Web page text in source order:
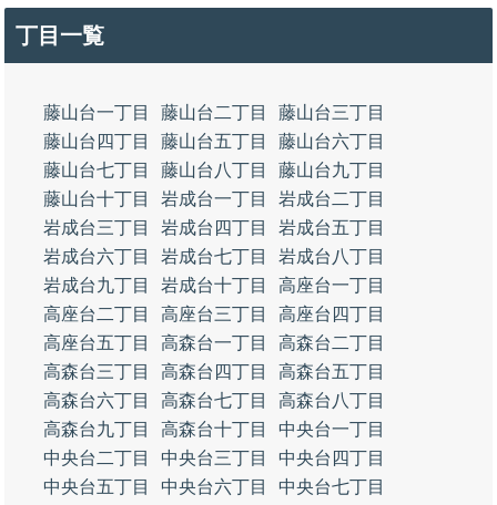
丁目一覧
藤山台一丁目 藤山台二丁目
藤山台三丁目
藤山台四丁目
藤山台五丁目
藤山台六丁目
藤山台七丁目
藤山台八丁目
藤山台九丁目
藤山台十丁目
岩成台一丁目
岩成台二丁目
岩成台三丁目
岩成台四丁目
岩成台五丁目
岩成台六丁目
岩成台七丁目
岩成台八丁目
岩成台九丁目
岩成台十丁目
高座台一丁目
高座台二丁目
高座台三丁目
高座台四丁目
高座台五丁目
高森台一丁目
高森台二丁目
高森台三丁目
高森台四丁目
高森台五丁目
高森台六丁目
高森台七丁目
高森台八丁目
高森台九丁目
高森台十丁目
中央台一丁目
中央台二丁目
中央台三丁目
中央台四丁目
中央台五丁目
中央台六丁目
中央台七丁目